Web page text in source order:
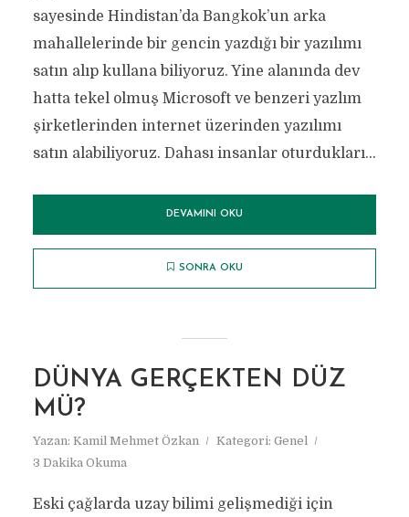
sayesinde Hindistan’da Bangkok’un arka
mahallelerinde bir gencin yazdığı bir yazılımı
satın alıp kullana biliyoruz. Yine alanında dev
hatta tekel olmuş Microsoft ve benzeri yazlım
şirketlerinden internet üzerinden yazılımı
satın alabiliyoruz. Dahası insanlar oturdukları...
DEVAMINI OKU
SONRA OKU
DÜNYA GERÇEKTEN DÜZ
MÜ?
Yazan: Kamil Mehmet Özkan Kategori: Genel
3 Dakika Okuma
Eski çağlarda uzay bilimi gelişmediği için